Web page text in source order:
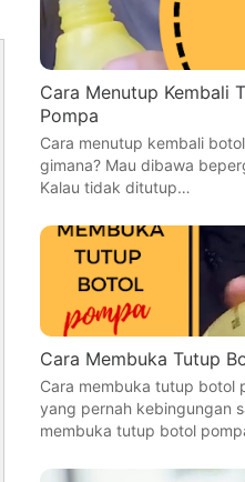
Cara Menutup Kembali
Pompa
Cara menutup kembali
gimana? Mau dibawa
Kalau tidak ditutup…
Cara Membuka Tutup
Cara membuka tutup botol
yang pernah kebingungan
membuka tutup botol